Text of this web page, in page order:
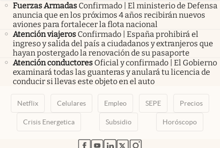
Fuerzas Armadas Confirmado | El ministerio de Defensa
anuncia que en los próximos 4 años recibirán nuevos
aviones para fortalecer la flota nacional
Atención viajeros Confirmado | España prohibirá el
ingreso y salida del país a ciudadanos y extranjeros que
hayan postergado la renovación de su pasaporte
Atención conductores Oficial y confirmado | El Gobierno
examinará todas las guanteras y anulará tu licencia de
conducir si llevas este objeto en el auto
Netflix Celulares Empleo SEPE Precios
Crisis Energetica Subsidio Horóscopo
abre en nueva pestaña
abre en nueva pestaña
abre en nueva pestaña
abre en nueva pestaña
abre en nueva pestaña